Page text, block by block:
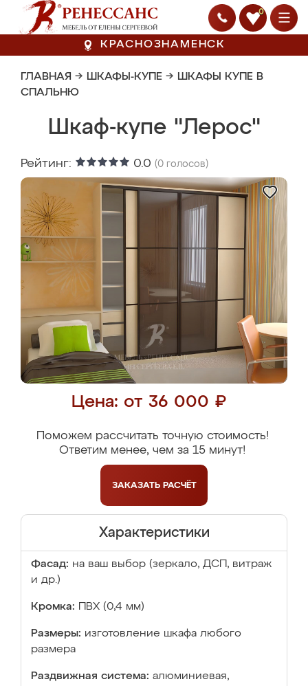
0
КРАСНОЗНАМЕНСК
ГЛАВНАЯ → ШКАФЫ-КУПЕ → ШКАФЫ КУПЕ В
СПАЛЬНЮ
Шкаф-купе "Лерос"
Рейтинг: 0.0 (0 голосов)
Цена: от 36 000 ₽
Поможем рассчитать точную стоимость!
Ответим менее, чем за 15 минут!
ЗАКАЗАТЬ РАСЧЁТ
Характеристики
Фасад: на ваш выбор (зеркало, ДСП, витраж
и др.)
Кромка: ПВХ (0,4 мм)
Размеры: изготовление шкафа любого
размера
Раздвижная система: алюминиевая,